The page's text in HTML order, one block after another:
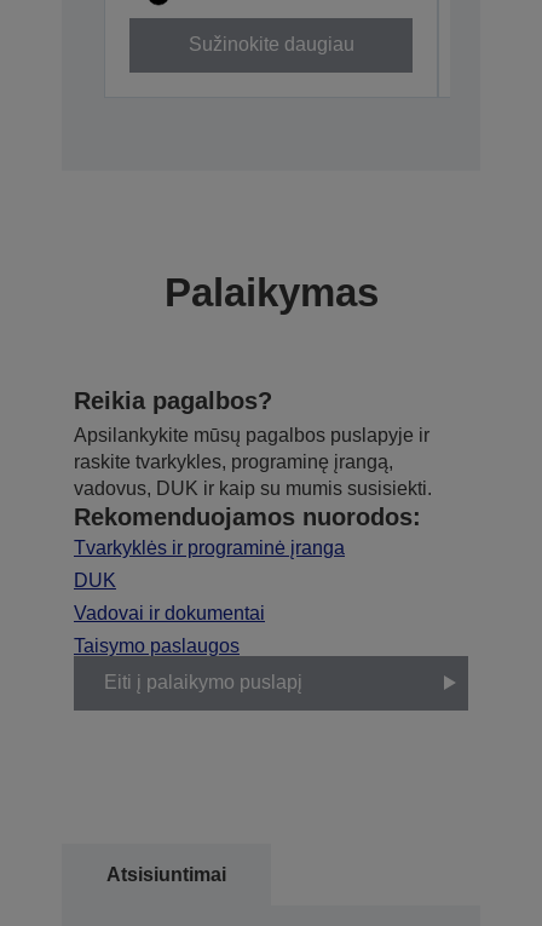
Sužinokite daugiau
Palaikymas
Reikia pagalbos?
Apsilankykite mūsų pagalbos puslapyje ir
raskite tvarkykles, programinę įrangą,
vadovus, DUK ir kaip su mumis susisiekti.
Rekomenduojamos nuorodos:
Tvarkyklės ir programinė įranga
DUK
Vadovai ir dokumentai
Taisymo paslaugos
Eiti į palaikymo puslapį
Atsisiuntimai